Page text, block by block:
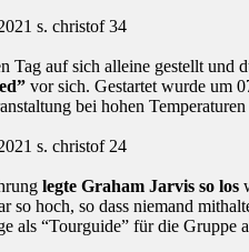
Tag auf sich alleine gestellt und
vor sich. Gestartet wurde um
bei hohen
legte Graham Jarvis so los
so hoch, so dass niemand
als “Tourguide” für die Gruppe